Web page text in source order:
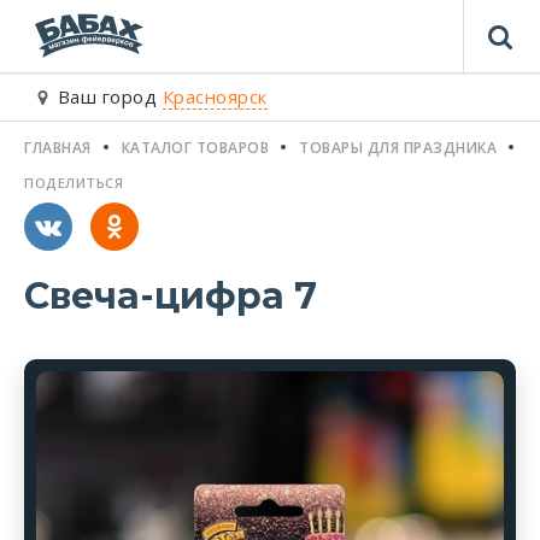
Ваш город Красноярск
ГЛАВНАЯ КАТАЛОГ ТОВАРОВ ТОВАРЫ ДЛЯ ПРАЗДНИКА
Свеча-цифра 7
ПОДЕЛИТЬСЯ